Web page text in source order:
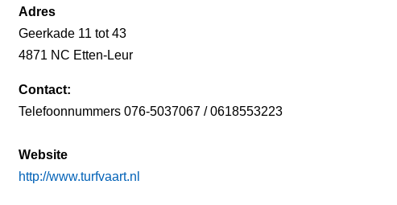
Adres
Geerkade 11 tot 43
4871 NC Etten-Leur
Contact:
Telefoonnummers 076-5037067 / 0618553223
Website
http://www.turfvaart.nl